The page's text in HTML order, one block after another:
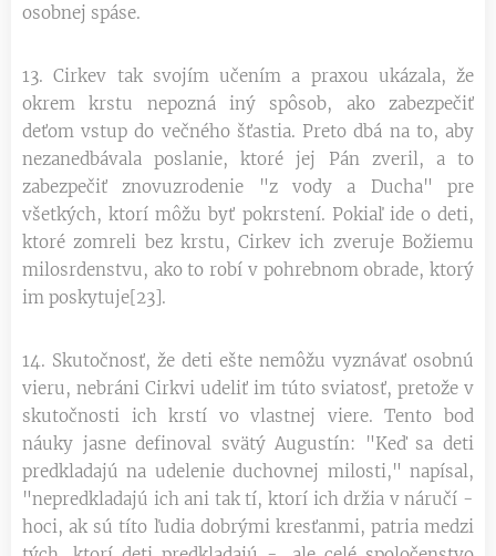
osobnej spáse.
13. Cirkev tak svojím učením a praxou ukázala, že
okrem krstu nepozná iný spôsob, ako zabezpečiť
deťom vstup do večného šťastia. Preto dbá na to, aby
nezanedbávala poslanie, ktoré jej Pán zveril, a to
zabezpečiť znovuzrodenie "z vody a Ducha" pre
všetkých, ktorí môžu byť pokrstení. Pokiaľ ide o deti,
ktoré zomreli bez krstu, Cirkev ich zveruje Božiemu
milosrdenstvu, ako to robí v pohrebnom obrade, ktorý
im poskytuje[23].
14. Skutočnosť, že deti ešte nemôžu vyznávať osobnú
vieru, nebráni Cirkvi udeliť im túto sviatosť, pretože v
skutočnosti ich krstí vo vlastnej viere. Tento bod
náuky jasne definoval svätý Augustín: "Keď sa deti
predkladajú na udelenie duchovnej milosti," napísal,
"nepredkladajú ich ani tak tí, ktorí ich držia v náručí -
hoci, ak sú títo ľudia dobrými kresťanmi, patria medzi